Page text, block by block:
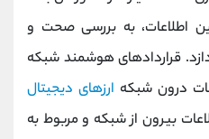
اطلاعات، به بررسی صحت و
قراردادهای هوشمند شبکه
درون شبکه ارزهای دیجیتال
بیرون از شبکه و مربوط به